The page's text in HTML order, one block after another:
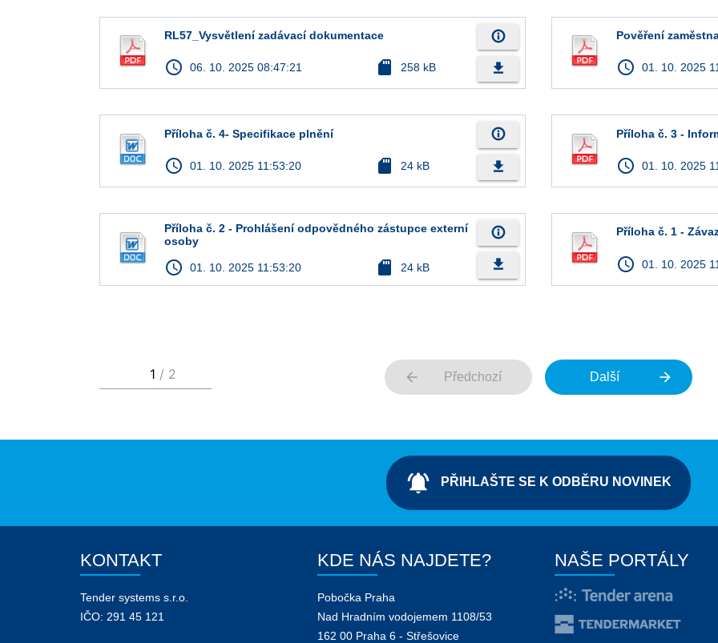
RL57_Vysvětlení zadávací dokumentace
access_time 06. 10. 2025 08:47:21 sd_card 258 kB
info_outline
file_download
Pověření
access_time 01. 10. 2025
Příloha č. 4- Specifikace plnění
access_time 01. 10. 2025 11:53:20 sd_card 24 kB
info_outline
file_download
Příloha č. 3 -
access_time 01. 10. 2025
Příloha č. 2 - Prohlášení odpovědného zástupce externí
osoby
access_time 01. 10. 2025 11:53:20 sd_card 24 kB
info_outline
file_download
Příloha č. 1 -
access_time 01. 10. 2025
arrow_back Předchozí Další arrow_forward
notifications_active PŘIHLAŠTE SE K ODBĚRU NOVINEK
KONTAKT
Tender systems s.r.o.
IČO: 291 45 121
KDE NÁS NAJDETE?
Pobočka Praha
Nad Hradním vodojemem 1108/53
162 00 Praha 6 - Střešovice
NAŠE PORTÁLY